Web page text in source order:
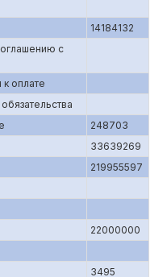
14184132
с
оплате
248703
33639269
219955597
22000000
3495